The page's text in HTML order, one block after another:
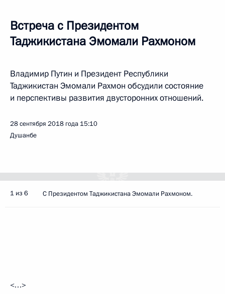
Встреча с Президентом
Таджикистана Эмомали Рахмоном
Владимир Путин и Президент Республики
Таджикистан Эмомали Рахмон обсудили состояние
и перспективы развития двусторонних отношений.
28 сентября 2018 года 15:10
Душанбе
1 из 6 С Президентом Таджикистана Эмомали Рахмоном.
<…>